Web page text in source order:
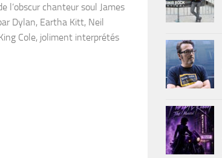
l’obscur chanteur soul James
Dylan, Eartha Kitt, Neil
Cole, joliment interprétés